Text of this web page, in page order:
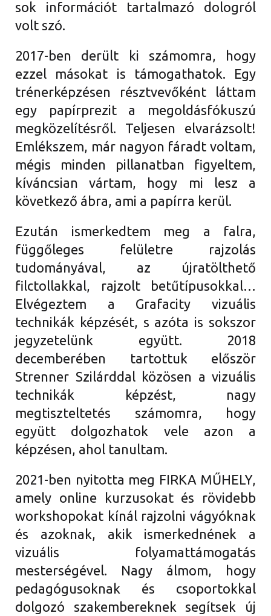
sok információt tartalmazó dologról
volt szó.
2017-ben derült ki számomra, hogy
ezzel másokat is támogathatok. Egy
trénerképzésen résztvevőként láttam
egy papírprezit a megoldásfókuszú
megközelítésről. Teljesen elvarázsolt!
Emlékszem, már nagyon fáradt voltam,
mégis minden pillanatban figyeltem,
kíváncsian vártam, hogy mi lesz a
következő ábra, ami a papírra kerül.
Ezután ismerkedtem meg a falra,
függőleges felületre rajzolás
tudományával, az újratölthető
filctollakkal, rajzolt betűtípusokkal…
Elvégeztem a Grafacity vizuális
technikák képzését, s azóta is sokszor
jegyzetelünk együtt. 2018
decemberében tartottuk először
Strenner Szilárddal közösen a vizuális
technikák képzést, nagy
megtiszteltetés számomra, hogy
együtt dolgozhatok vele azon a
képzésen, ahol tanultam.
2021-ben nyitotta meg FIRKA MŰHELY,
amely online kurzusokat és rövidebb
workshopokat kínál rajzolni vágyóknak
és azoknak, akik ismerkednének a
vizuális folyamattámogatás
mesterségével. Nagy álmom, hogy
pedagógusoknak és csoportokkal
dolgozó szakembereknek segítsek új